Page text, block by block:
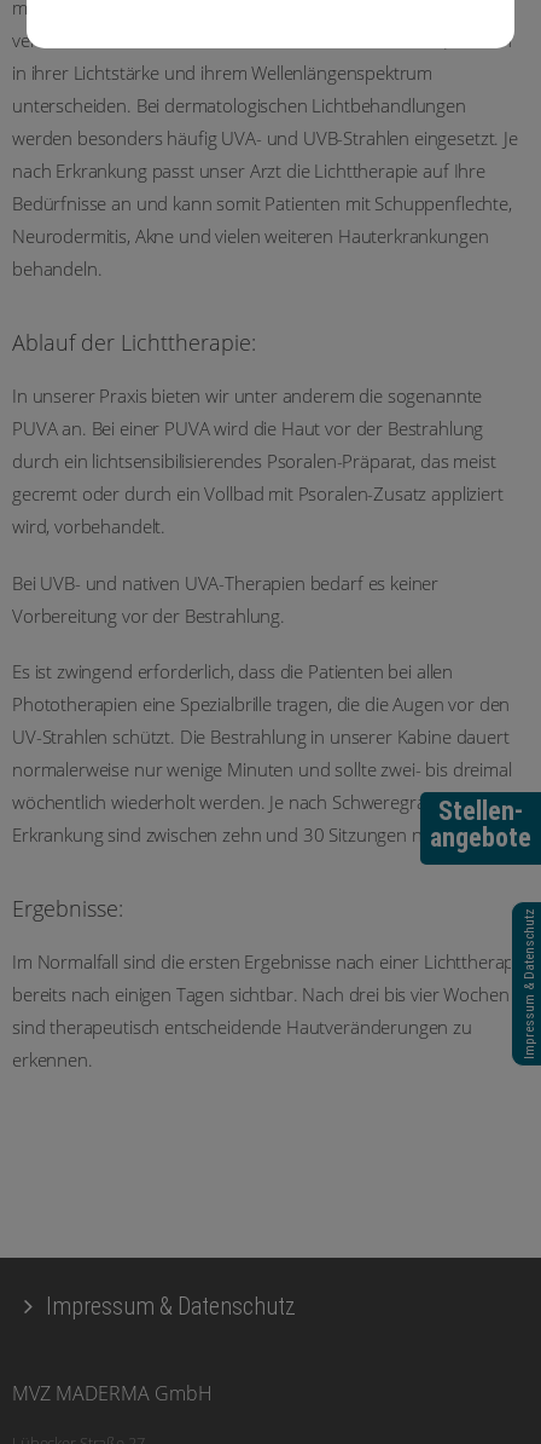
Impressum & Datenschutz
Stellen-
angebote
mildern oder sogar abheilen. Hierbei kann zwischen
verschiedenen Arten des Lichts unterschieden werden, die sich
in ihrer Lichtstärke und ihrem Wellenlängenspektrum
unterscheiden. Bei dermatologischen Lichtbehandlungen
werden besonders häufig UVA- und UVB-Strahlen eingesetzt. Je
nach Erkrankung passt unser Arzt die Lichttherapie auf Ihre
Bedürfnisse an und kann somit Patienten mit Schuppenflechte,
Neurodermitis, Akne und vielen weiteren Hauterkrankungen
behandeln.
Ablauf der Lichttherapie:
In unserer Praxis bieten wir unter anderem die sogenannte
PUVA an. Bei einer PUVA wird die Haut vor der Bestrahlung
durch ein lichtsensibilisierendes Psoralen-Präparat, das meist
gecremt oder durch ein Vollbad mit Psoralen-Zusatz appliziert
wird, vorbehandelt.
Bei UVB- und nativen UVA-Therapien bedarf es keiner
Vorbereitung vor der Bestrahlung.
Es ist zwingend erforderlich, dass die Patienten bei allen
Phototherapien eine Spezialbrille tragen, die die Augen vor den
UV-Strahlen schützt. Die Bestrahlung in unserer Kabine dauert
normalerweise nur wenige Minuten und sollte zwei- bis dreimal
wöchentlich wiederholt werden. Je nach Schweregrad der
Erkrankung sind zwischen zehn und 30 Sitzungen notwendig.
Ergebnisse:
Im Normalfall sind die ersten Ergebnisse nach einer Lichttherapie
bereits nach einigen Tagen sichtbar. Nach drei bis vier Wochen
sind therapeutisch entscheidende Hautveränderungen zu
erkennen.
Impressum & Datenschutz
MVZ MADERMA GmbH